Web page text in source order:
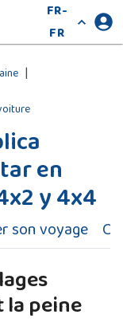
FR-
FR
|
en
y 4x4
son voyage
la peine